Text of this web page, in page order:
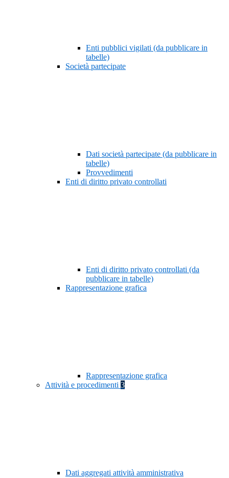
Enti pubblici vigilati (da pubblicare in
tabelle)
Società partecipate
Dati società partecipate (da pubblicare in
tabelle)
Provvedimenti
Enti di diritto privato controllati
Enti di diritto privato controllati (da
pubblicare in tabelle)
Rappresentazione grafica
Rappresentazione grafica
Attività e procedimenti 3
Dati aggregati attività amministrativa